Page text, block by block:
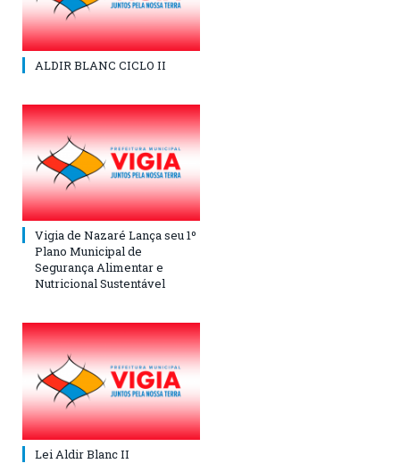
ALDIR BLANC CICLO II
Vigia de Nazaré Lança seu 1º
Plano Municipal de
Segurança Alimentar e
Nutricional Sustentável
Lei Aldir Blanc II